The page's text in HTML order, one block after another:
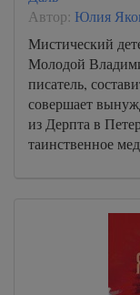
Автор: Юлия
Мистический
Молодой
писатель,
совершает
из Дерпта в
таинственное